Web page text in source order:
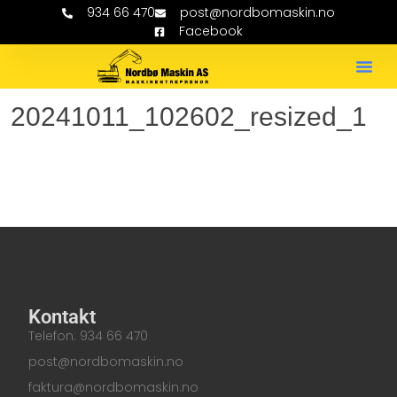
934 66 470
post@nordbomaskin.no
Facebook
20241011_102602_resized_1
Kontakt
Telefon: 934 66 470
post@nordbomaskin.no
faktura@nordbomaskin.no